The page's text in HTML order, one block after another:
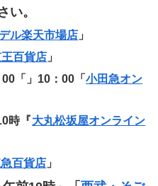
い。
ル楽天市場店 」
百貨店 」
「」10：00「小田急オン
時『大丸松坂屋オンライン
百貨店 」